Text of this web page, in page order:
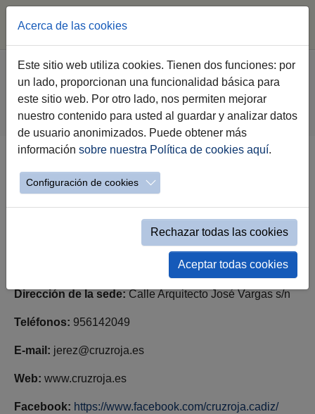
Saltar al contenido principal
Estás aquí:
Jerez.es Webs Municipales
Voluntariado
Haz Voluntariado
Relación de entidades de voluntariado
Evento simple Entidades de voluntariado
Cruz Roja Española (Voluntariado
en la Asamblea Local de Jerez)
Dirección de la sede:Calle Arquitecto José Vargas s/n
Teléfonos: 956142049
E-mail: jerez@cruzroja.es
Web: www.cruzroja.es
Facebook: https://www.facebook.com/cruzroja.cadiz/
Acerca de las cookies
Este sitio web utiliza cookies. Tienen dos funciones: por
un lado, proporcionan una funcionalidad básica para
este sitio web. Por otro lado, nos permiten mejorar
nuestro contenido para usted al guardar y analizar datos
de usuario anonimizados. Puede obtener más
información sobre nuestra Política de cookies aquí.
Configuración de cookies
Rechazar todas las cookies
Aceptar todas cookies